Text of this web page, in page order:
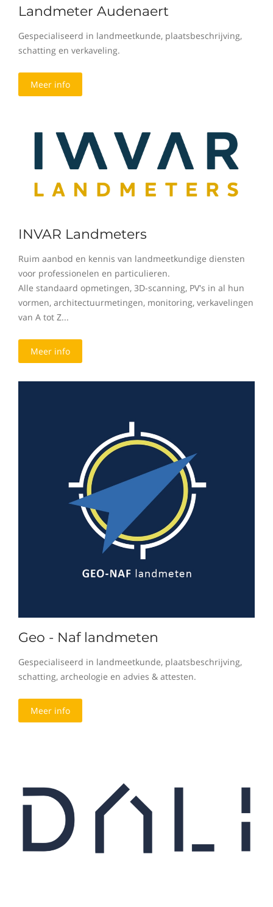
Landmeter Audenaert
Gespecialiseerd in landmeetkunde, plaatsbeschrijving,
schatting en verkaveling.
Meer info
INVAR Landmeters
Ruim aanbod en kennis van landmeetkundige diensten
voor professionelen en particulieren.
Alle standaard opmetingen, 3D-scanning, PV's in al hun
vormen, architectuurmetingen, monitoring, verkavelingen
van A tot Z...
Meer info
Geo - Naf landmeten
Gespecialiseerd in landmeetkunde, plaatsbeschrijving,
schatting, archeologie en advies & attesten.
Meer info